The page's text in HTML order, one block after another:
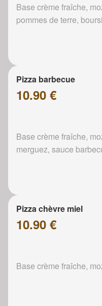
Base crème fraîche,
pommes de terre,
Pizza barbecue
10.90 €
Base crème fraîche,
merguez, sauce
Pizza chèvre miel
10.90 €
Base crème fraîche,